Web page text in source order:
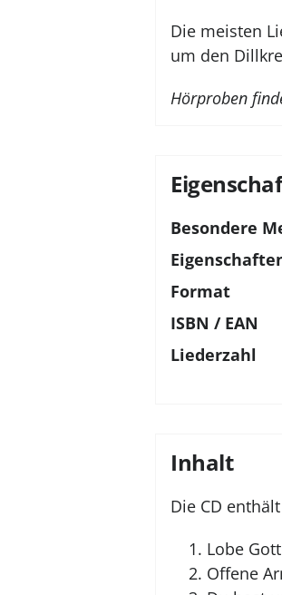
Die meisten
um den
Hörproben
Besondere
Format
ISBN / EAN
Liederzahl
Inhalt
Die CD
Lobe Gott
Offene